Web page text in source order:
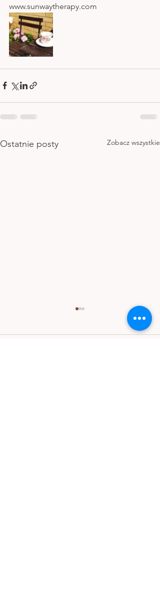
www.sunwaytherapy.com
Ostatnie posty Zobacz wszystkie